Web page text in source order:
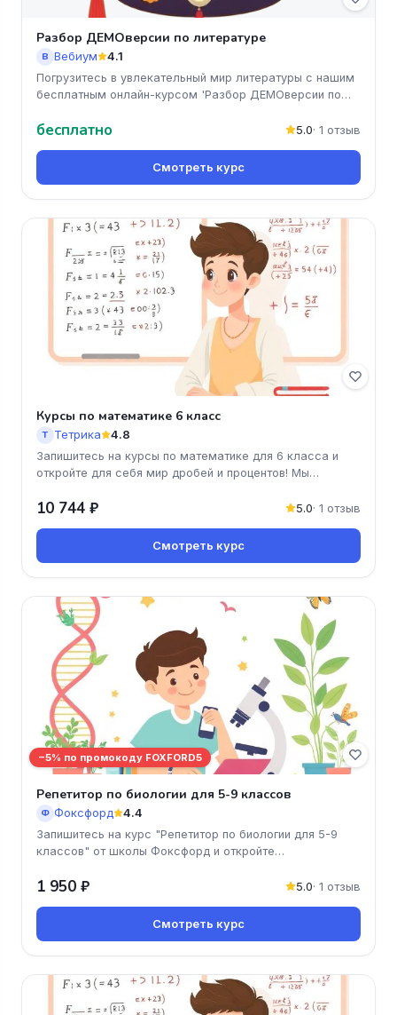
Разбор ДЕМОверсии по литературе
В Вебиум 4.1
Погрузитесь в увлекательный мир литературы с нашим
бесплатным онлайн-курсом 'Разбор ДЕМОверсии по
бесплатно 5.0· 1 отзыв
Смотреть курс
Курсы по математике 6 класс
Т Тетрика 4.8
Запишитесь на курсы по математике для 6 класса и
откройте для себя мир дробей и процентов! Мы
10 744 ₽ 5.0· 1 отзыв
Смотреть курс
−5% по промокоду FOXFORD5
Репетитор по биологии для 5-9 классов
Ф Фоксфорд 4.4
Запишитесь на курс "Репетитор по биологии для 5-9
классов" от школы Фоксфорд и откройте
1 950 ₽ 5.0· 1 отзыв
Смотреть курс